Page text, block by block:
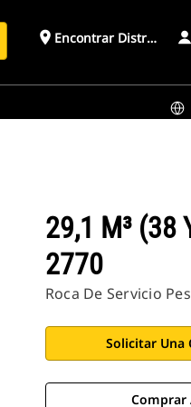
place Encontrar Distribuidor
29,1 M³ (38
2770
Roca De Servicio
Solicitar Una
Comprar